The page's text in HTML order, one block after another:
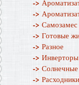
->
->
-> Самозамес
-> Готовые
-> Разное
-> Инверторы
->
->